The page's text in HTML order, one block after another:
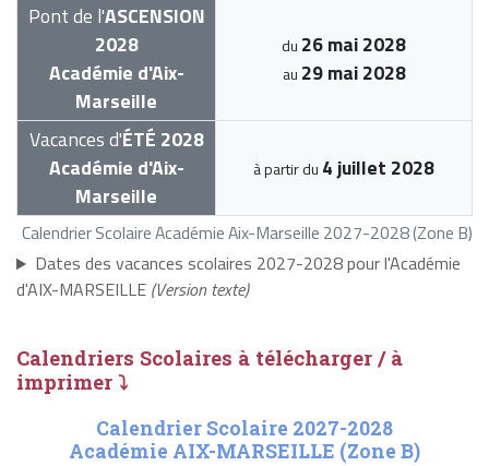
Calendrier Scolaire Académie Aix-Marseille 2027-2028 (Zone B)
Pont de l'ASCENSION
2028
Académie d'Aix-
Marseille
du 26 mai 2028
au 29 mai 2028
Vacances d'ÉTÉ 2028
Académie d'Aix-
Marseille
à partir du 4 juillet 2028
Dates des vacances scolaires 2027-2028 pour l'Académie
d'AIX-MARSEILLE (Version texte)
Calendriers Scolaires à télécharger / à
imprimer ⤵
Calendrier Scolaire 2027-2028
Académie AIX-MARSEILLE (Zone B)